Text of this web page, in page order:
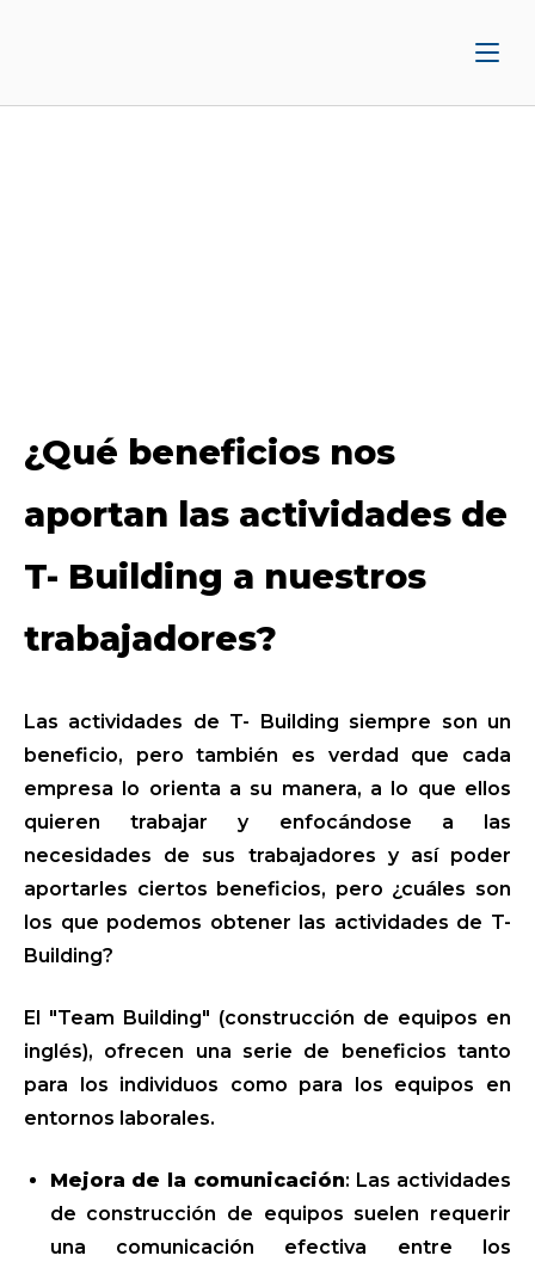
¿Qué beneficios nos
aportan las actividades de
T- Building a nuestros
trabajadores?
Las actividades de T- Building siempre son un
beneficio, pero también es verdad que cada
empresa lo orienta a su manera, a lo que ellos
quieren trabajar y enfocándose a las
necesidades de sus trabajadores y así poder
aportarles ciertos beneficios, pero ¿cuáles son
los que podemos obtener las actividades de T-
Building?
El "Team Building" (construcción de equipos en
inglés), ofrecen una serie de beneficios tanto
para los individuos como para los equipos en
entornos laborales.
Mejora de la comunicación: Las actividades
de construcción de equipos suelen requerir
una comunicación efectiva entre los